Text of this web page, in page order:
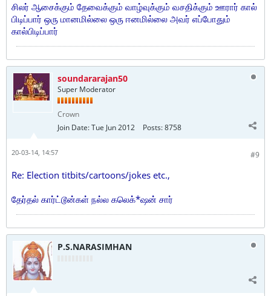
சிலர் ஆசைக்கும் தேவைக்கும் வாழ்வுக்கும் வசதிக்கும் ஊரார் கால்
பிடிப்பார் ஒரு மானமில்லை ஒரு ஈனமில்லை அவர் எப்போதும்
கால்பிடிப்பார்
soundararajan50
Super Moderator
Crown
Join Date:Tue Jun 2012 Posts:8758
#9
20-03-14, 14:57
Re: Election titbits/cartoons/jokes etc.,
தேர்தல் கார்ட்டூன்கள் நல்ல கலெக்*ஷன் சார்
P.S.NARASIMHAN